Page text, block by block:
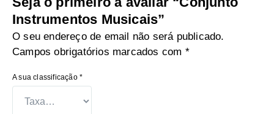
Instrumentos Musicais”
O seu endereço de email não será publicado.
Campos obrigatórios marcados com *
A sua classificação *